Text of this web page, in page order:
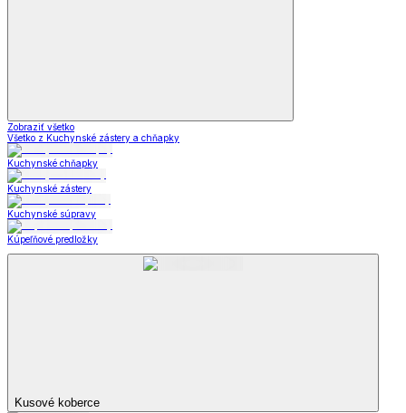
Zobraziť všetko
Všetko z Kuchynské zástery a chňapky
Kuchynské chňapky
Kuchynské zástery
Kuchynské súpravy
Kúpeľňové predložky
Kusové koberce